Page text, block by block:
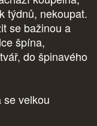
týdnů, nekoupat.
se bažinou a
špína,
do špinavého
se velkou